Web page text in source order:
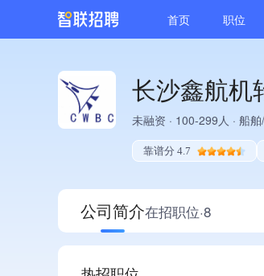
首页 职位
长沙鑫航机
未融资 · 100-299人 · 船
靠谱分 4.7
公司简介在招职位·8